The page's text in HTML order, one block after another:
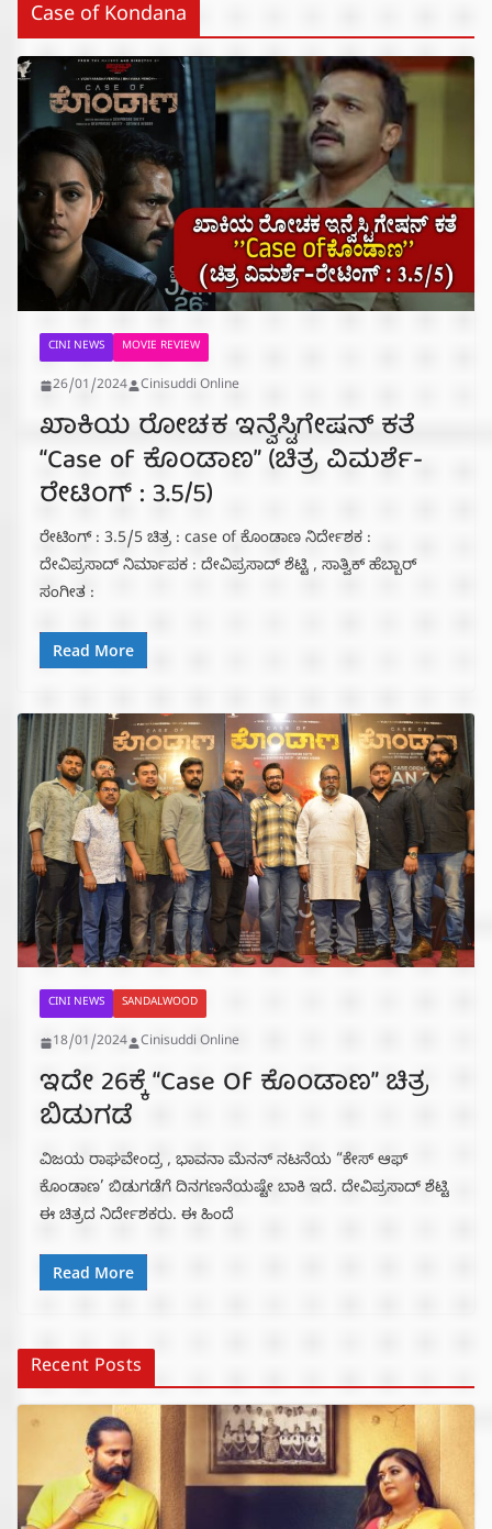
Case of Kondana
CINI NEWS MOVIE REVIEW
26/01/2024 Cinisuddi Online
ಖಾಕಿಯ ರೋಚಕ ಇನ್ವೆಸ್ಟಿಗೇಷನ್ ಕತೆ
“Case of ಕೊಂಡಾಣ” (ಚಿತ್ರ ವಿಮರ್ಶೆ-
ರೇಟಿಂಗ್ : 3.5/5)
ರೇಟಿಂಗ್ : 3.5/5 ಚಿತ್ರ : case of ಕೊಂಡಾಣ ನಿರ್ದೇಶಕ :
ದೇವಿಪ್ರಸಾದ್ ನಿರ್ಮಾಪಕ : ದೇವಿಪ್ರಸಾದ್ ಶೆಟ್ಟಿ , ಸಾತ್ವಿಕ್ ಹೆಬ್ಬಾರ್
ಸಂಗೀತ :
Read More
CINI NEWS SANDALWOOD
18/01/2024 Cinisuddi Online
ಇದೇ 26ಕ್ಕೆ “Case Of ಕೊಂಡಾಣ” ಚಿತ್ರ
ಬಿಡುಗಡೆ
ವಿಜಯ ರಾಘವೇಂದ್ರ , ಭಾವನಾ ಮೆನನ್‌ ನಟನೆಯ “ಕೇಸ್‌ ಆಫ್
ಕೊಂಡಾಣ’ ಬಿಡುಗಡೆಗೆ ದಿನಗಣನೆಯಷ್ಟೇ ಬಾಕಿ ಇದೆ. ದೇವಿಪ್ರಸಾದ್‌ ಶೆಟ್ಟಿ
ಈ ಚಿತ್ರದ ನಿರ್ದೇಶಕರು. ಈ ಹಿಂದೆ
Read More
Recent Posts